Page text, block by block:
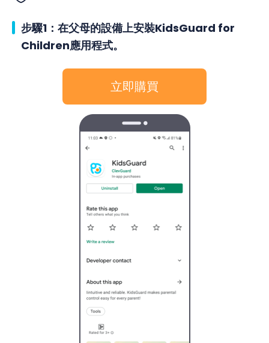
步驟1：在父母的設備上安裝KidsGuard for
Children應用程式。
立即購買